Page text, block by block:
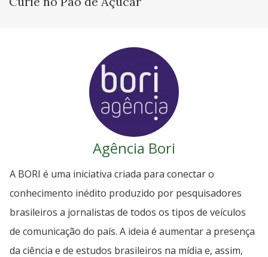
Agência Bori
A BORI é uma iniciativa criada para conectar o
conhecimento inédito produzido por pesquisadores
brasileiros a jornalistas de todos os tipos de veículos
de comunicação do país. A ideia é aumentar a presença
da ciência e de estudos brasileiros na mídia e, assim,